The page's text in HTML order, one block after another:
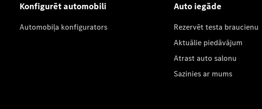
Konfigurēt automobili
Automobiļa konfigurators
Auto iegāde
Rezervēt testa braucienu
Aktuālie piedāvājum
Atrast auto salonu
Sazinies ar mums